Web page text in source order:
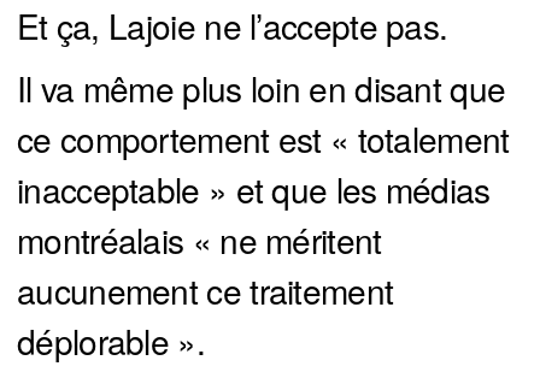
Et ça, Lajoie ne l’accepte pas.
Il va même plus loin en disant que
ce comportement est « totalement
inacceptable » et que les médias
montréalais « ne méritent
aucunement ce traitement
déplorable ».